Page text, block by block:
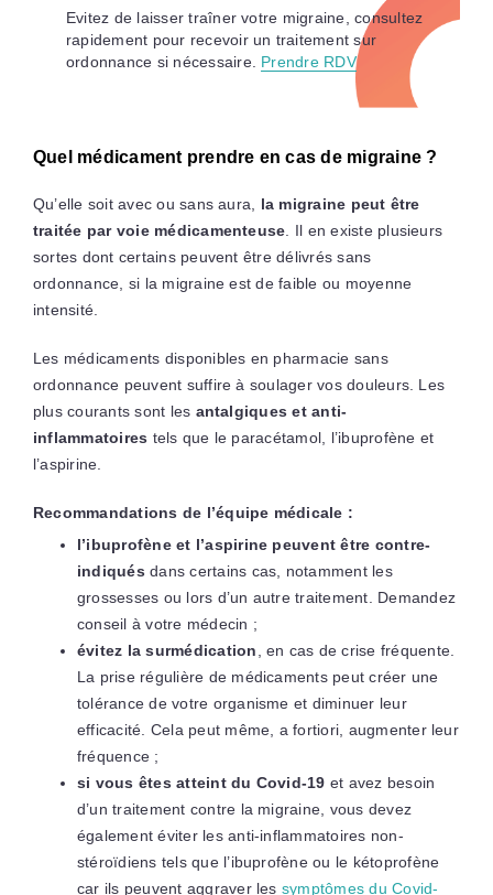
Evitez de laisser traîner votre migraine, consultez
rapidement pour recevoir un traitement sur
ordonnance si nécessaire. Prendre RDV
Quel médicament prendre en cas de migraine ?
Qu’elle soit avec ou sans aura, la migraine peut être
traitée par voie médicamenteuse . Il en existe plusieurs
sortes dont certains peuvent être délivrés sans
ordonnance, si la migraine est de faible ou moyenne
intensité.
Les médicaments disponibles en pharmacie sans
ordonnance peuvent suffire à soulager vos douleurs. Les
plus courants sont les antalgiques et anti-
inflammatoires tels que le paracétamol, l’ibuprofène et
l’aspirine.
Recommandations de l’équipe médicale :
l’ibuprofène et l’aspirine peuvent être contre-
indiqués dans certains cas, notamment les
grossesses ou lors d’un autre traitement. Demandez
conseil à votre médecin ;
évitez la surmédication , en cas de crise fréquente.
La prise régulière de médicaments peut créer une
tolérance de votre organisme et diminuer leur
efficacité. Cela peut même, a fortiori, augmenter leur
fréquence ;
si vous êtes atteint du Covid-19 et avez besoin
d’un traitement contre la migraine, vous devez
également éviter les anti-inflammatoires non-
stéroïdiens tels que l’ibuprofène ou le kétoprofène
car ils peuvent aggraver les symptômes du Covid-